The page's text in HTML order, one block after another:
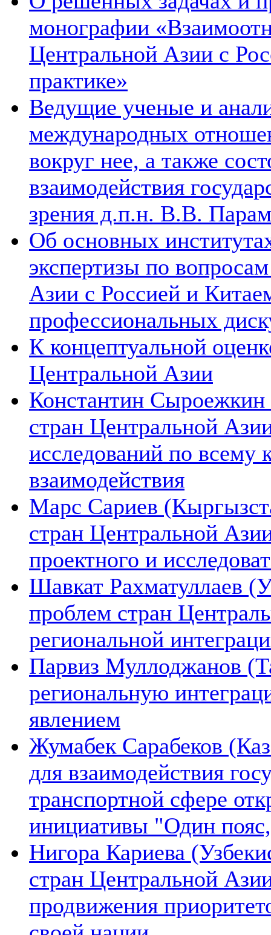
монографии
Центральной Азии с
практике»
Ведущие ученые и
международных
вокруг нее, а также
взаимодействия
зрения д.п.н. В.В.
Об основных
экспертизы по
Азии с Россией и
профессиональных
К концептуальной
Центральной Азии
Константин Сыроежкин
стран Центральной
исследований по всему
взаимодействия
Марс Сариев
стран Центральной
проектного и
Шавкат Рахматуллаев
проблем стран
региональной
Парвиз Муллоджанов
региональную
явлением
Жумабек Сарабеков
для взаимодействия
транспортной сфере
инициативы "Один
Нигора Кариева
стран Центральной
продвижения